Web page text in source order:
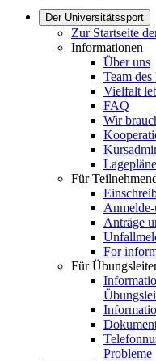
Der Universitätssport
Zur Startseite
Informationen
Über uns
Team
Vielfalt
FAQ
Wir
Lagepläne
Für
Anträge
For
Für
Probleme